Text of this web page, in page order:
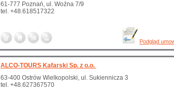
61-777 Poznań, ul. Woźna 7/9
tel. +48.618517322
Podgląd
ALCO-TOURS Kafarski Sp. z o.o.
63-400 Ostrów Wielkopolski, ul. Sukiennicza 3
tel. +48.627367570